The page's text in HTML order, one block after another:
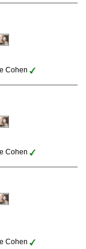
Cohen
Cohen
Cohen